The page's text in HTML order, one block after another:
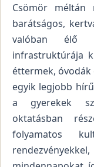
Csömör méltán
barátságos,
valóban élő
infrastruktúrája
éttermek,
egyik legjobb
a gyerekek
oktatásban
folyamatos